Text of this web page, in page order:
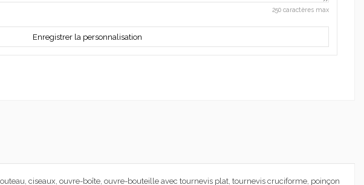
250 caractères max
Enregistrer la personnalisation
ciseaux, ouvre-boîte, ouvre-bouteille avec tournevis plat, tournevis cruciforme, poinçon